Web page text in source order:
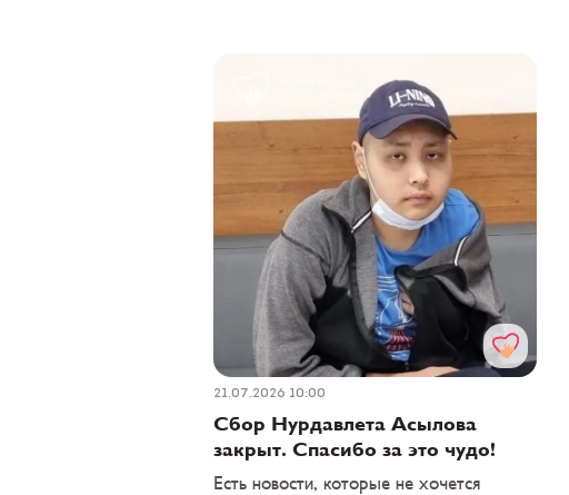
21.07.2026 10:00
Сбор Нурдавлета Асылова
закрыт. Спасибо за это чудо!
Есть новости, которые не хочется